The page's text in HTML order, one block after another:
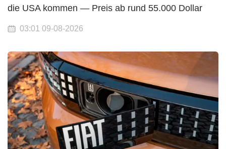
die USA kommen — Preis ab rund 55.000 Dollar
03:01 09-08-2026